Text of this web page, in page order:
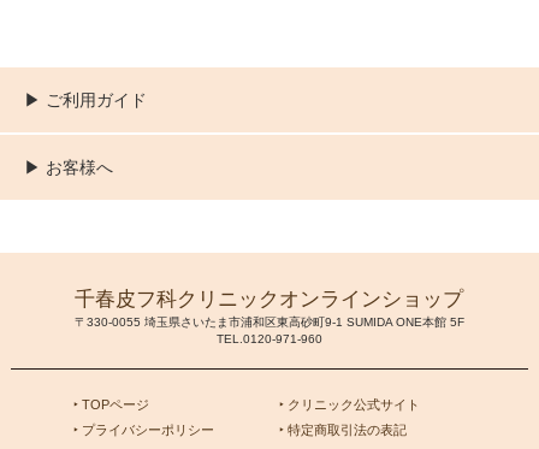
▶︎ ご利用ガイド
ご利用ガイド
決済／配送／送料について
取り扱い商品一覧
顧客情報の取扱について
特定商取引法の表記
▶︎ お客様へ
千春皮フ科クリニックオンラインショップ
〒330-0055 埼玉県さいたま市浦和区東高砂町9-1 SUMIDA ONE本館 5F
TEL.0120-971-960
‣ TOPページ
‣ クリニック公式サイト
‣ プライバシーポリシー
‣ 特定商取引法の表記